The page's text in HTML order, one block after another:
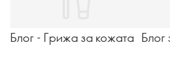
Блог - Грижа за кожата Блог